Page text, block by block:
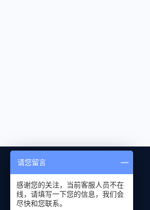
关于沃通
为何选沃通
请您留言
感谢您的关注，当前客服人员不在
线，请填写一下您的信息，我们会
尽快和您联系。